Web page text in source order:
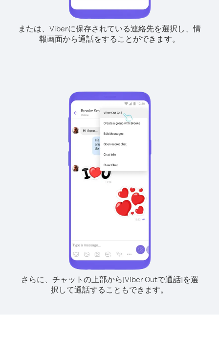
または、Viberに保存されている連絡先を選択し、情
報画面から通話をすることができます。
さらに、チャットの上部から[Viber Outで通話]を選
択して通話することもできます。